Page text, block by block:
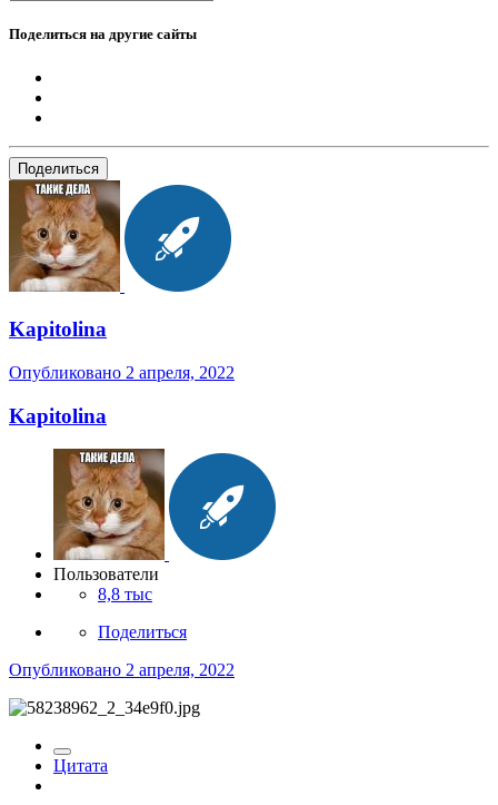
Поделиться на другие сайты
Поделиться
Kapitolina
Опубликовано 2 апреля, 2022
Kapitolina
Пользователи
8,8 тыс
Поделиться
Опубликовано 2 апреля, 2022
Цитата